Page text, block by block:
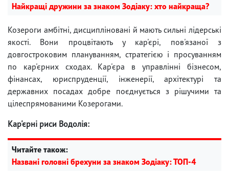
Найкращі дружини за знаком Зодіаку: хто найкраща?
Козероги амбітні, дисципліновані й мають сильні лідерські
якості. Вони процвітають у кар'єрі, пов'язаної з
довгостроковим плануванням, стратегією і просуванням
по кар'єрних сходах. Кар'єра в управлінні бізнесом,
фінансах, юриспруденції, інженерії, архітектурі та
державних посадах добре поєднується з рішучими та
цілеспрямованими Козерогами.
Кар'єрні риси Водолія:
Читайте також:
Названі головні брехуни за знаком Зодіаку: ТОП-4